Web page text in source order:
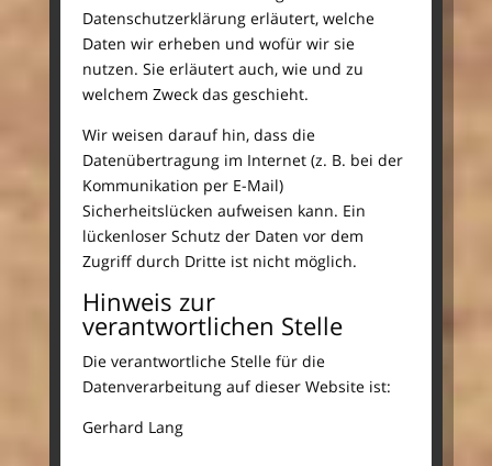
Datenschutzerklärung erläutert, welche
Daten wir erheben und wofür wir sie
nutzen. Sie erläutert auch, wie und zu
welchem Zweck das geschieht.
Wir weisen darauf hin, dass die
Datenübertragung im Internet (z. B. bei der
Kommunikation per E-Mail)
Sicherheitslücken aufweisen kann. Ein
lückenloser Schutz der Daten vor dem
Zugriff durch Dritte ist nicht möglich.
Hinweis zur
verantwortlichen Stelle
Die verantwortliche Stelle für die
Datenverarbeitung auf dieser Website ist:
Gerhard Lang